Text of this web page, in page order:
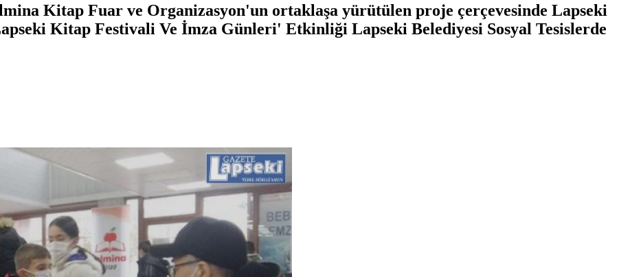
Kitap Fuar ve Organizasyon'un ortaklaşa yürütülen proje çerçevesinde Lapseki
Kitap Festivali Ve İmza Günleri' Etkinliği Lapseki Belediyesi Sosyal Tesislerde